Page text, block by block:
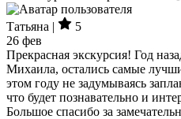
Татьяна |
5
26 фев
Прекрасная экскурсия! Год
Михаила, остались самые
этом году не задумываясь
что будет познавательно и
Большое спасибо за